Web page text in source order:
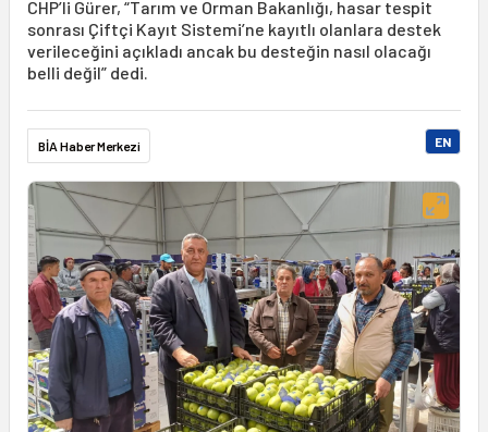
CHP’li Gürer, “Tarım ve Orman Bakanlığı, hasar tespit
sonrası Çiftçi Kayıt Sistemi’ne kayıtlı olanlara destek
verileceğini açıkladı ancak bu desteğin nasıl olacağı
belli değil” dedi.
BİA Haber Merkezi EN